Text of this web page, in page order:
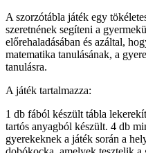
A szorzótábla játék egy
szeretnének segíteni a
előrehaladásában és azáltal,
matematika tanulásának, a
tanulásra.
A játék tartalmazza:
1 db fából készült tábla
tartós anyagból készült. 4 db
gyerekeknek a játék során a